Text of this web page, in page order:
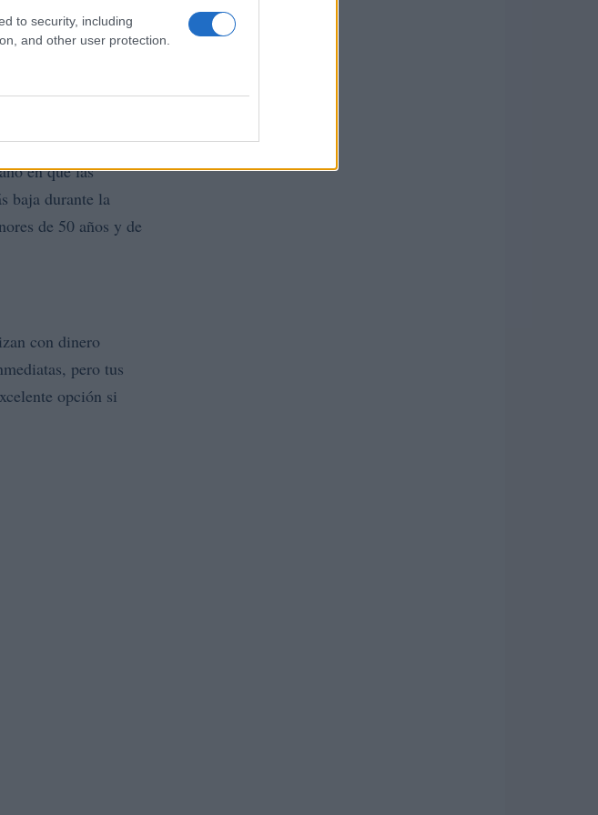
to security, including
and other user protection.
únicos. A
en que las
baja durante la
de 50 años y de
con dinero
pero tus
opción si